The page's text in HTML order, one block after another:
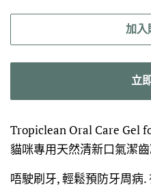
加入
立
Tropiclean Oral Care Gel
貓咪專用天然清新口氣潔
唔駛刷牙, 輕鬆預防牙周病